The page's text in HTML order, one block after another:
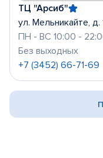
ТЦ "Арсиб"
ул. Мельникайте, д.
ПН - ВС 10:00 -
Без выходных
+7 (3452) 66-71-69